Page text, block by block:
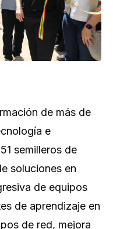
de más de
e
semilleros de
soluciones en
de equipos
de aprendizaje en
de red, mejora